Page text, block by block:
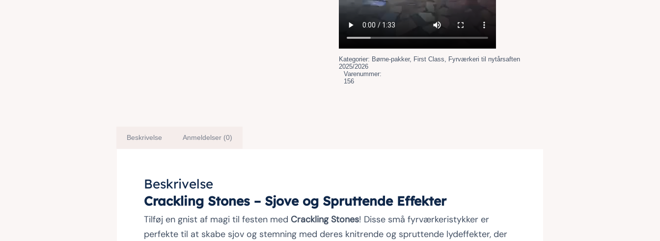
Kategorier: Børne-pakker, First Class, Fyrværkeri til nytårsaften
2025/2026
Varenummer:
156
Beskrivelse Anmeldelser (0)
Beskrivelse
Crackling Stones – Sjove og Spruttende Effekter
Tilføj en gnist af magi til festen med Crackling Stones! Disse små fyrværkeristykker er
perfekte til at skabe sjov og stemning med deres knitrende og spruttende lydeffekter, der